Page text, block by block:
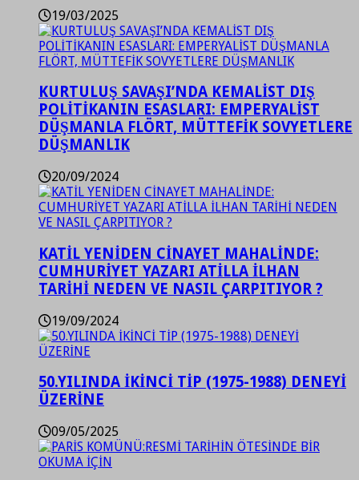
19/03/2025
KURTULUŞ SAVAŞI’NDA KEMALİST DIŞ
POLİTİKANIN ESASLARI: EMPERYALİST
DÜŞMANLA FLÖRT, MÜTTEFİK SOVYETLERE
DÜŞMANLIK
20/09/2024
KATİL YENİDEN CİNAYET MAHALİNDE:
CUMHURİYET YAZARI ATİLLA İLHAN
TARİHİ NEDEN VE NASIL ÇARPITIYOR ?
19/09/2024
50.YILINDA İKİNCİ TİP (1975-1988) DENEYİ
ÜZERİNE
09/05/2025